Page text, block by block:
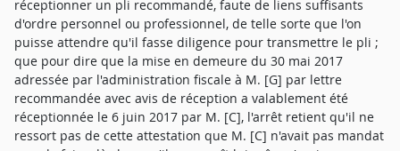
réceptionner un pli recommandé, faute de liens suffisants
d'ordre personnel ou professionnel, de telle sorte que l'on
puisse attendre qu'il fasse diligence pour transmettre le pli ;
que pour dire que la mise en demeure du 30 mai 2017
adressée par l'administration fiscale à M. [G] par lettre
recommandée avec avis de réception a valablement été
réceptionnée le 6 juin 2017 par M. [C], l'arrêt retient qu'il ne
ressort pas de cette attestation que M. [C] n'avait pas mandat